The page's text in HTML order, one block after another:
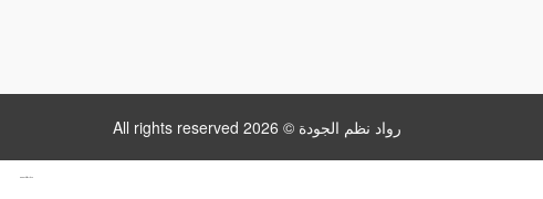
All rights reserved رواد نظم الجودة © 2026